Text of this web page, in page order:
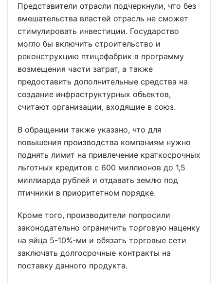
Представители отрасли подчеркнули, что без
вмешательства властей отрасль не сможет
стимулировать инвестиции. Государство
могло бы включить строительство и
реконструкцию птицефабрик в программу
возмещения части затрат, а также
предоставить дополнительные средства на
создание инфраструктурных объектов,
считают организации, входящие в союз.
В обращении также указано, что для
повышения производства компаниям нужно
поднять лимит на привлечение краткосрочных
льготных кредитов с 600 миллионов до 1,5
миллиарда рублей и отдавать землю под
птичники в приоритетном порядке.
Кроме того, производители попросили
законодательно ограничить торговую наценку
на яйца 5-10%-ми и обязать торговые сети
заключать долгосрочные контракты на
поставку данного продукта.